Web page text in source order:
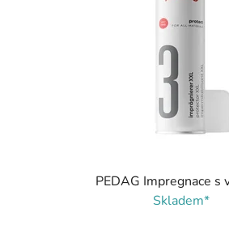
PEDAG Impregnace s
Skladem*